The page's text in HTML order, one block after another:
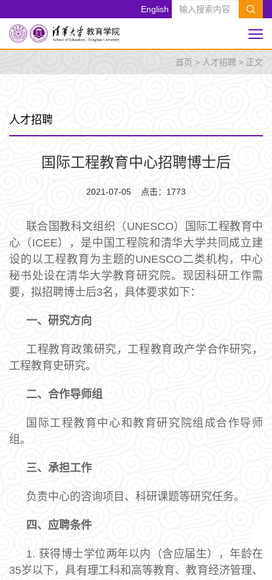
English
首页 > 人才招聘 > 正文
人才招聘
国际工程教育中心招聘博士后
2021-07-05 点击： 1773
联合国教科文组织（UNESCO）国际工程教育中
心（ICEE），是中国工程院和清华大学共同成立建
设的以工程教育为主题的UNESCO二类机构，中心
秘书处设在清华大学教育研究院。现因科研工作需
要，拟招聘博士后3名，具体要求如下：
一、研究方向
工程教育政策研究，工程教育政产学合作研究，
工程教育史研究。
二、合作导师组
国际工程教育中心和教育研究院组成合作导师
组。
三、承担工作
负责中心的咨询项目、科研课题等研究任务。
四、应聘条件
1. 获得博士学位两年以内（含应届生），年龄在
35岁以下，具有理工科和高等教育、教育经济管理、